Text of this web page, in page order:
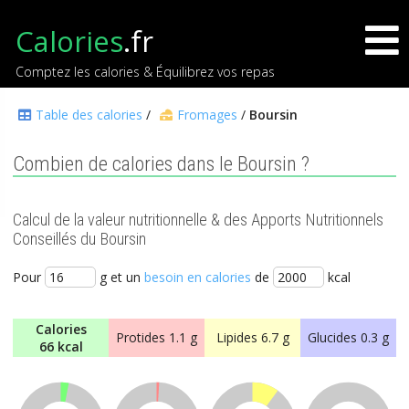
Calories.fr
Comptez les calories & Équilibrez vos repas
Table des calories / Fromages / Boursin
Combien de calories dans le Boursin ?
Calcul de la valeur nutritionnelle & des Apports Nutritionnels
Conseillés du Boursin
Pour g et un besoin en calories de kcal
Calories
66 kcal
Protides 1.1 g Lipides 6.7 g Glucides 0.3 g